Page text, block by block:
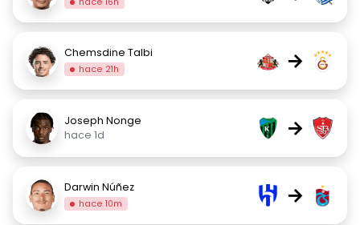
Chemsdine Talbi
hace 21h →
Joseph Nonge
hace 1d
→
Darwin Núñez
hace 10m →